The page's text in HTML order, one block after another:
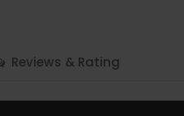
Reviews & Rating